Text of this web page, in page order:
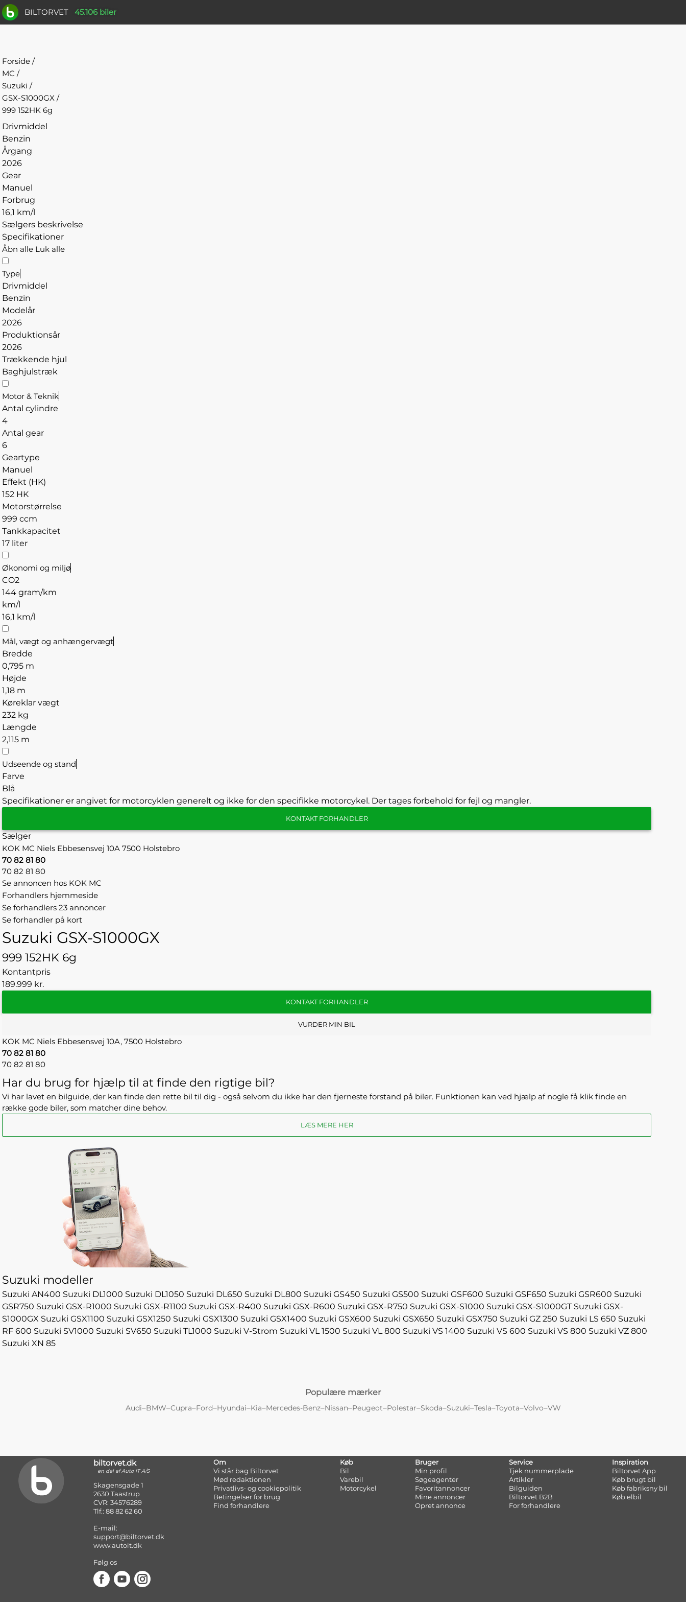
BILTORVET 45.106 biler
Forside /
MC /
Suzuki /
GSX-S1000GX /
999 152HK 6g
Drivmiddel
Benzin
Årgang
2026
Gear
Manuel
Forbrug
16,1 km/l
Sælgers beskrivelse
Specifikationer
Åbn alle Luk alle
Type
Drivmiddel
Benzin
Modelår
2026
Produktionsår
2026
Trækkende hjul
Baghjulstræk
Motor & Teknik
Antal cylindre
4
Antal gear
6
Geartype
Manuel
Effekt (HK)
152 HK
Motorstørrelse
999 ccm
Tankkapacitet
17 liter
Økonomi og miljø
CO2
144 gram/km
km/l
16,1 km/l
Mål, vægt og anhængervægt
Bredde
0,795 m
Højde
1,18 m
Køreklar vægt
232 kg
Længde
2,115 m
Udseende og stand
Farve
Blå
Specifikationer er angivet for motorcyklen generelt og ikke for den specifikke motorcykel. Der tages forbehold for fejl og mangler.
KONTAKT FORHANDLER
Sælger
KOK MC Niels Ebbesensvej 10A 7500 Holstebro
70 82 81 80
70 82 81 80
Se annoncen hos KOK MC
Forhandlers hjemmeside
Se forhandlers 23 annoncer
Se forhandler på kort
Suzuki GSX-S1000GX
999 152HK 6g
Kontantpris
189.999 kr.
KONTAKT FORHANDLER
VURDER MIN BIL
KOK MC Niels Ebbesensvej 10A, 7500 Holstebro
70 82 81 80
70 82 81 80
Har du brug for hjælp til at finde den rigtige bil?
Vi har lavet en bilguide, der kan finde den rette bil til dig - også selvom du ikke har den fjerneste forstand på biler. Funktionen kan ved hjælp af nogle få klik finde en
række gode biler, som matcher dine behov.
LÆS MERE HER
Suzuki modeller
Suzuki AN400 Suzuki DL1000 Suzuki DL1050 Suzuki DL650 Suzuki DL800 Suzuki GS450 Suzuki GS500 Suzuki GSF600 Suzuki GSF650 Suzuki GSR600 Suzuki
GSR750 Suzuki GSX-R1000 Suzuki GSX-R1100 Suzuki GSX-R400 Suzuki GSX-R600 Suzuki GSX-R750 Suzuki GSX-S1000 Suzuki GSX-S1000GT Suzuki GSX-
S1000GX Suzuki GSX1100 Suzuki GSX1250 Suzuki GSX1300 Suzuki GSX1400 Suzuki GSX600 Suzuki GSX650 Suzuki GSX750 Suzuki GZ 250 Suzuki LS 650 Suzuki
RF 600 Suzuki SV1000 Suzuki SV650 Suzuki TL1000 Suzuki V-Strom Suzuki VL 1500 Suzuki VL 800 Suzuki VS 1400 Suzuki VS 600 Suzuki VS 800 Suzuki VZ 800
Suzuki XN 85
Populære mærker
Audi–BMW–Cupra–Ford–Hyundai–Kia–Mercedes-Benz–Nissan–Peugeot–Polestar–Skoda–Suzuki–Tesla–Toyota–Volvo–VW
Om
Vi står bag Biltorvet
Mød redaktionen
Privatlivs- og cookiepolitik
Betingelser for brug
Find forhandlere
Køb
Bil
Varebil
Motorcykel
Bruger
Min profil
Søgeagenter
Favoritannoncer
Mine annoncer
Opret annonce
Service
Tjek nummerplade
Artikler
Bilguiden
Biltorvet B2B
For forhandlere
Inspiration
Biltorvet App
Køb brugt bil
Køb fabriksny bil
Køb elbil
biltorvet.dk
en del af Auto IT A/S
Skagensgade 1
2630 Taastrup
CVR: 34576289
Tlf.: 88 82 62 60
E-mail:
support@biltorvet.dk
www.autoit.dk
Følg os